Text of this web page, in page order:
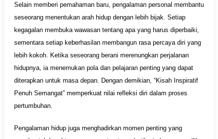
Selain memberi pemahaman baru, pengalaman personal membantu
seseorang menentukan arah hidup dengan lebih bijak. Setiap
kegagalan membuka wawasan tentang apa yang harus diperbaiki,
sementara setiap keberhasilan membangun rasa percaya diri yang
lebih kokoh. Ketika seseorang berani merenungkan perjalanan
hidupnya, ia menemukan pola dan pelajaran penting yang dapat
diterapkan untuk masa depan. Dengan demikian, “Kisah Inspiratif
Penuh Semangat” memperkuat nilai refleksi diri dalam proses
pertumbuhan.
Pengalaman hidup juga menghadirkan momen penting yang